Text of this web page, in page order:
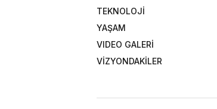
TEKNOLOJİ
YAŞAM
VIDEO GALERİ
VİZYONDAKİLER